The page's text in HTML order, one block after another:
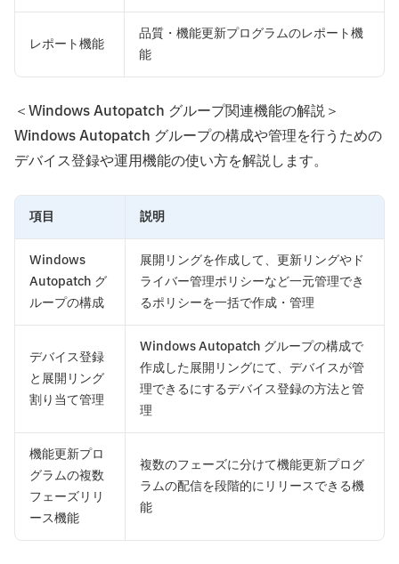
レポート機能
品質・機能更新プログラムのレポート機
能
＜Windows Autopatch グループ関連機能の解説＞
Windows Autopatch グループの構成や管理を行うための
デバイス登録や運用機能の使い方を解説します。
項目 説明
Windows
Autopatch グ
ループの構成
展開リングを作成して、更新リングやド
ライバー管理ポリシーなど一元管理でき
るポリシーを一括で作成・管理
デバイス登録
と展開リング
割り当て管理
Windows Autopatch グループの構成で
作成した展開リングにて、デバイスが管
理できるにするデバイス登録の方法と管
理
機能更新プロ
グラムの複数
フェーズリリ
ース機能
複数のフェーズに分けて機能更新プログ
ラムの配信を段階的にリリースできる機
能